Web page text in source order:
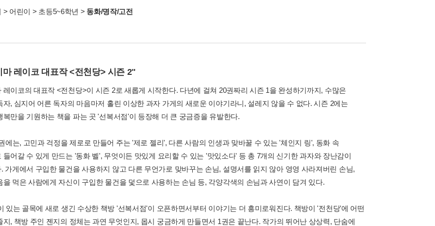
> 어린이 > 초등5~6학년 > 동화/명작/고전
레이코 대표작 <전천당> 시즌 2"
레이코의 대표작 <전천당>이 시즌 2로 새롭게 시작한다. 다년에 걸쳐 20권짜리 시즌 1을 완성하기까지, 수많은
자, 심지어 어른 독자의 마음마저 홀린 이상한 과자 가게의 새로운 이야기라니, 설레지 않을 수 없다. 시즌 2에는
복만을 기원하는 책을 파는 곳 '선복서점'이 등장해 더 큰 궁금증을 유발한다.
에는, 고민과 걱정을 제로로 만들어 주는 '제로 젤리', 다른 사람의 인생과 맞바꿀 수 있는 '체인지 링', 동화 속
들어갈 수 있게 만드는 '동화 벨', 무엇이든 맛있게 요리할 수 있는 '맛있소다' 등 총 7개의 신기한 과자와 장난감이
가게에서 구입한 물건을 사용하지 않고 다른 무언가로 맞바꾸는 손님, 설명서를 읽지 않아 영영 사라져버린 손님,
을 먹은 사람에게 자신이 구입한 물건을 덫으로 사용하는 손님 등, 각양각색의 손님과 사연이 담겨 있다.
있는 골목에 새로 생긴 수상한 책방 '선복서점'이 오픈하면서부터 이야기는 더 흥미로워진다. 책방이 '전천당'에 어떤
지, 책방 주인 젠지의 정체는 과연 무엇인지, 몹시 궁금하게 만들면서 1권은 끝난다. 작가의 뛰어난 상상력, 단숨에